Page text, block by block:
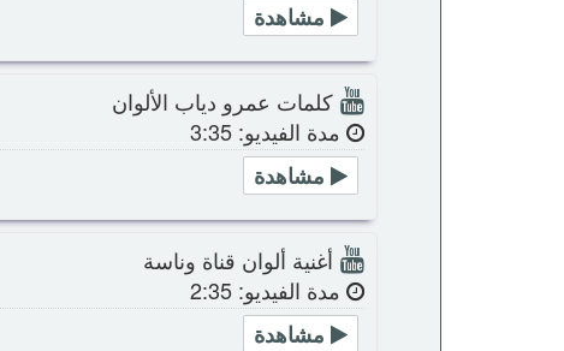
مشاهدة
كلمات عمرو دياب الألوان
مدة الفيديو: 3:35
مشاهدة
أغنية ألوان قناة وناسة
مدة الفيديو: 2:35
مشاهدة